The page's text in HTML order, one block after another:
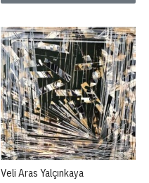
Veli Aras Yalçınkaya